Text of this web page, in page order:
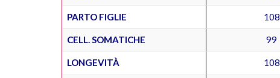
PARTO FIGLIE 108
CELL. SOMATICHE 99
LONGEVITÀ 108